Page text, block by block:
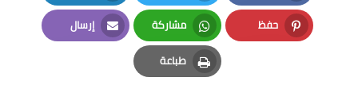
الطقس
العطل
صحة وطب
Facebook
Twitter
LinkedIn
حفظ
Pinterest
مشاركة
Whatsapp
إرسال
Email
طباعة
Print